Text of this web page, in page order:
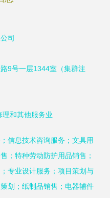
司
9号一层1344室（集群注
和其他服务业
信息技术咨询服务；文具用
；特种劳动防护用品销售；
专业设计服务；项目策划与
划；纸制品销售；电器辅件